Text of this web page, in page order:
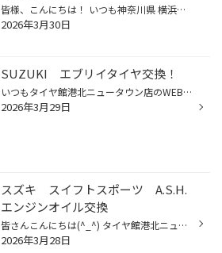
皆様、こんにちは！ いつも神奈川県 横浜市 都筑区 タイヤ館 港北ニュータウン店のWebを御覧の皆様ありがとうございます♪ タイヤ館は、あなたの町の "タイヤ専門店"です。 SUZUKI EVERY WAGON（DA17W） TEIN FLEX Z 車高調 取付 納車前から段取りをさせていただいておりました スズキ エブリイワゴ...
2026年3月30日
SUZUKI エブリイタイヤ交換！
いつもタイヤ館港北ニュータウン店のWEBをご覧いただきありがとうございます‼ 今回の作業するお車はこちら‼ SUZUKI エブリイです‼ 使用するタイヤはK370 145/80R12LT 80/78Nです‼ こちらのタイヤは商用車用のタイヤになります‼ 交換前のタイヤはこんな風になっていました。 このまま走ってしまうと...
2026年3月29日
スズキ スイフトスポーツ A.S.H.
エンジンオイル交換
皆さんこんにちは(^_^) タイヤ館港北ニュータウン店のホームページをご覧頂き有難うございます(^_^)/ エンジンオイル交換のご案内です(^o^) ご紹介する車両は 『スズキ スイフトスポーツ』です！ 今回使用したエンジンオイルは 『A.S.H.FS 5W-30』です！ 早速交換して行きます(^_^)/ 下廻りはアンダ...
2026年3月28日